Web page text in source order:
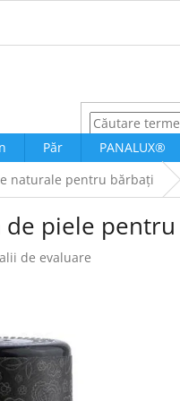
Păr PANALUX®
naturale pentru bărbați
de piele
de evaluare